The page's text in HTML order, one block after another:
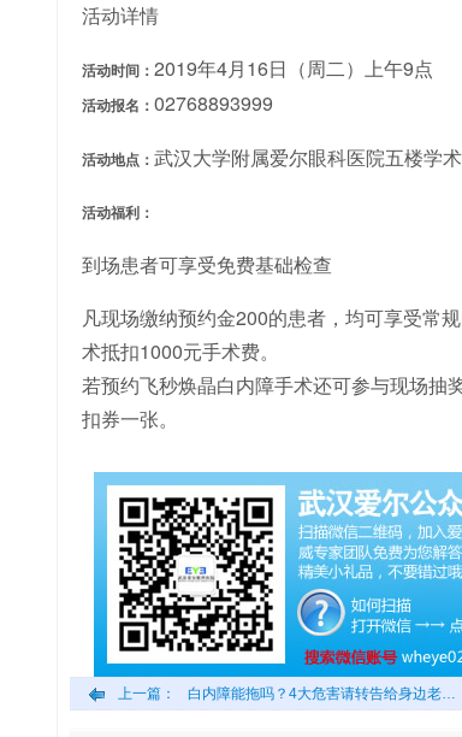
活动详情
活动时间： 2019年4月16日（周二）上午9点
活动报名： 02768893999
活动地点： 武汉大学附属爱尔眼科医院五楼学
活动福利：
到场患者可享受免费基础检查
凡现场缴纳预约金200的患者，均可享受常
术抵扣1000元手术费。
若预约飞秒焕晶白内障手术还可参与现场抽
扣券一张。
上一篇： 白内障能拖吗？4大危害请转告给身边老…